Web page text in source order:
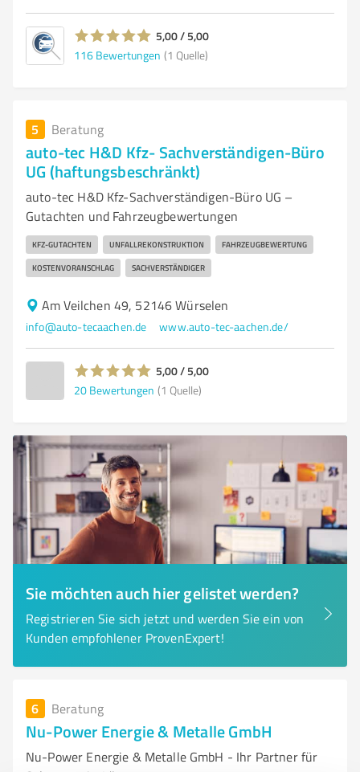
5,00 / 5,00
116 Bewertungen (1 Quelle)
5 Beratung
auto-tec H&D Kfz- Sachverständigen-Büro
UG (haftungsbeschränkt)
auto-tec H&D Kfz-Sachverständigen-Büro UG –
Gutachten und Fahrzeugbewertungen
KFZ-GUTACHTEN UNFALLREKONSTRUKTION FAHRZEUGBEWERTUNG
KOSTENVORANSCHLAG SACHVERSTÄNDIGER
Am Veilchen 49, 52146 Würselen
info@auto-tecaachen.de www.auto-tec-aachen.de/
5,00 / 5,00
20 Bewertungen (1 Quelle)
Sie möchten auch hier gelistet werden?
Registrieren Sie sich jetzt und werden Sie ein von
Kunden empfohlener ProvenExpert!
6 Beratung
Nu-Power Energie & Metalle GmbH
Nu-Power Energie & Metalle GmbH - Ihr Partner für